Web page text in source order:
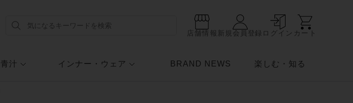
店舗情報 新規会員登録 ログイン カート
青汁 インナー・ウェア BRAND NEWS 楽しむ・知る